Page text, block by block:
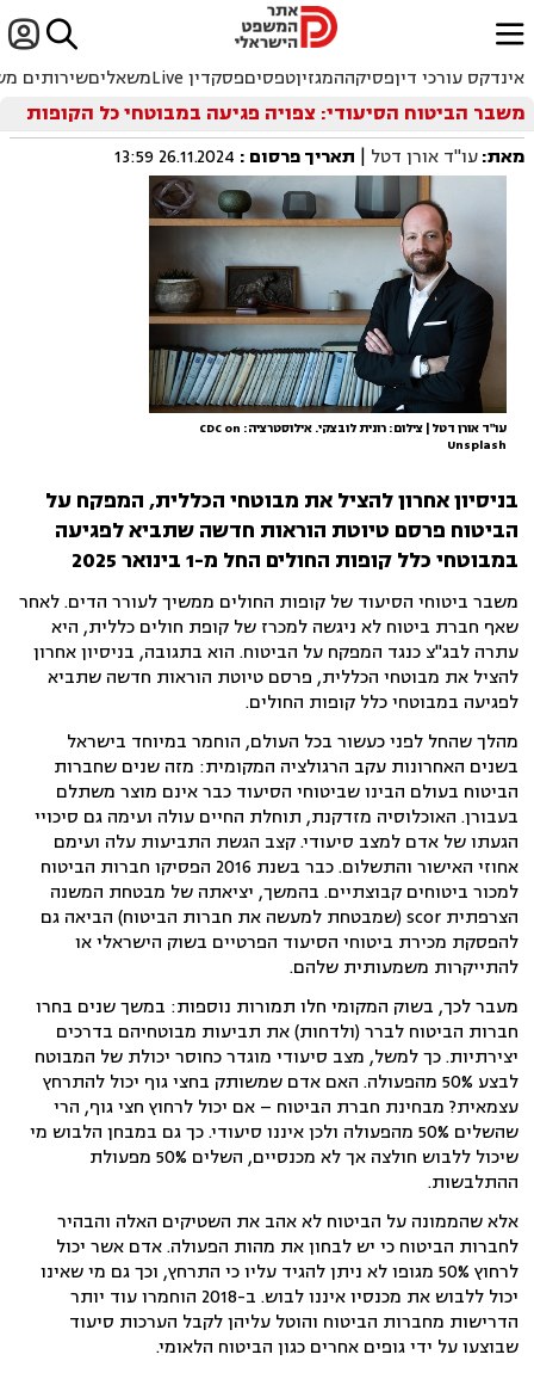

ﱐ
אינדקס עורכי דיןפסיקההמגזיןטפסיםפסקדין Live משאליםשירותים
משבר הביטוח הסיעודי: צפויה פגיעה במבוטחי כל הקופות
מאת:עו"ד אורן דטל | תאריך פרסום :
26.11.2024 13:59
עו"ד אורן דטל | צילום: רונית לובצקי. אילוסטרציה: CDC on
Unsplash
בניסיון אחרון להציל את מבוטחי הכללית, המפקח על
הביטוח פרסם טיוטת הוראות חדשה שתביא לפגיעה
במבוטחי כלל קופות החולים החל מ-1 בינואר 2025
משבר ביטוחי הסיעוד של קופות החולים ממשיך לעורר הדים. לאחר
שאף חברת ביטוח לא ניגשה למכרז של קופת חולים כללית, היא
עתרה לבג"צ כנגד המפקח על הביטוח. הוא בתגובה, בניסיון אחרון
להציל את מבוטחי הכללית, פרסם טיוטת הוראות חדשה שתביא
לפגיעה במבוטחי כלל קופות החולים.
מהלך שהחל לפני כעשור בכל העולם, הוחמר במיוחד בישראל
בשנים האחרונות עקב הרגולציה המקומית: מזה שנים שחברות
הביטוח בעולם הבינו שביטוחי הסיעוד כבר אינם מוצר משתלם
בעבורן. האוכלוסיה מזדקנת, תוחלת החיים עולה ועימה גם סיכויי
הגעתו של אדם למצב סיעודי. קצב הגשת התביעות עלה ועימם
אחוזי האישור והתשלום. כבר בשנת 2016 הפסיקו חברות הביטוח
למכור ביטוחים קבוצתיים. בהמשך, יציאתה של מבטחת המשנה
הצרפתית scor (שמבטחת למעשה את חברות הביטוח) הביאה גם
להפסקת מכירת ביטוחי הסיעוד הפרטיים בשוק הישראלי או
להתייקרות משמעותית שלהם.
מעבר לכך, בשוק המקומי חלו תמורות נוספות: במשך שנים בחרו
חברות הביטוח לברר (ולדחות) את תביעות מבוטחיהם בדרכים
יצירתיות. כך למשל, מצב סיעודי מוגדר כחוסר יכולת של המבוטח
לבצע 50% מהפעולה. האם אדם שמשותק בחצי גוף יכול להתרחץ
עצמאית? מבחינת חברת הביטוח – אם יכול לרחוץ חצי גוף, הרי
שהשלים 50% מהפעולה ולכן איננו סיעודי. כך גם במבחן הלבוש מי
שיכול ללבוש חולצה אך לא מכנסיים, השלים 50% מפעולת
ההתלבשות.
אלא שהממונה על הביטוח לא אהב את השטיקים האלה והבהיר
לחברות הביטוח כי יש לבחון את מהות הפעולה. אדם אשר יכול
לרחוץ 50% מגופו לא ניתן להגיד עליו כי התרחץ, וכך גם מי שאינו
יכול ללבוש את מכנסיו איננו לבוש. ב-2018 הוחמרו עוד יותר
הדרישות מחברות הביטוח והוטל עליהן לקבל הערכות סיעוד
שבוצעו על ידי גופים אחרים כגון הביטוח הלאומי.